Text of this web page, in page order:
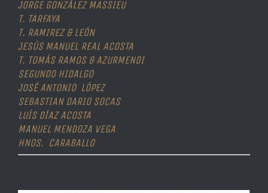
JORGE GONZÁLEZ MASSIEU
T. TARFAYA
T. RAMIREZ & LEÓN
JESÚS MANUEL REAL ACOSTA
T. TOMÁS RAMOS & AZURMENDI
SEGUNDO HIDALGO
JOSÉ ANTONIO LÓPEZ
SEBASTIAN DARIO SOCAS
LUÍS DÍAZ ACOSTA
MANUEL MENDOZA VEGA
HNOS. CARABALLO